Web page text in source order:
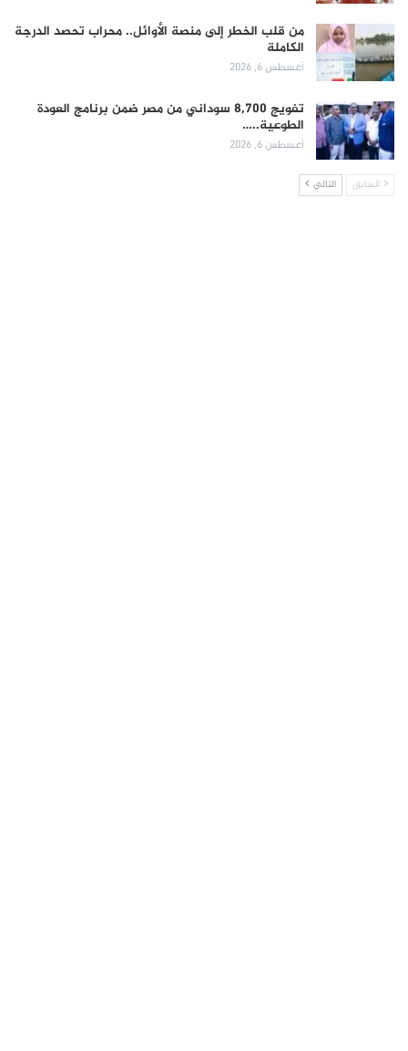
من قلب الخطر إلى منصة الأوائل.. محراب تحصد الدرجة
الكاملة
أغسطس 6, 2026
تفويج 8,700 سوداني من مصر ضمن برنامج العودة
الطوعية..…
أغسطس 6, 2026
السابق التالي